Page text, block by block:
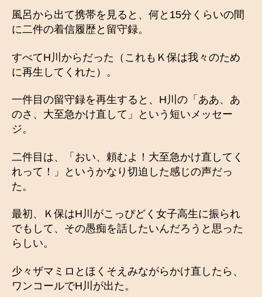
風呂から出て携帯を見ると、何と15分くらいの間
に二件の着信履歴と留守録。
すべてH川からだった（これもＫ保は我々のため
に再生してくれた）。
一件目の留守録を再生すると、H川の「ああ、あ
のさ、大至急かけ直して」という短いメッセー
ジ。
二件目は、「おい、頼むよ！大至急かけ直してく
れって！」というかなり切迫した感じの声だっ
た。
最初、Ｋ保はH川がこっぴどく女子高生に振られ
でもして、その愚痴を話したいんだろうと思った
らしい。
少々ザマミロとほくそえみながらかけ直したら、
ワンコールでH川が出た。